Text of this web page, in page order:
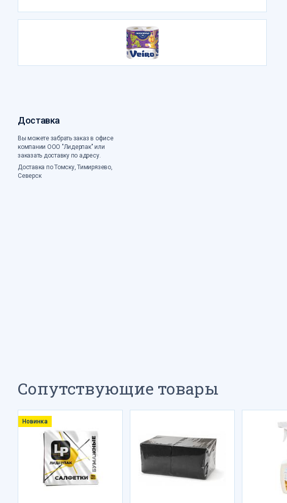
Доставка
Вы можете забрать заказ в офисе
компании ООО "Лидерпак" или
заказать доставку по адресу.
Доставка по Томску, Тимирязево,
Северск
Сопутствующие товары
Новинка